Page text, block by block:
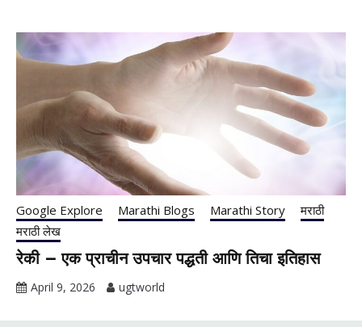
Google Explore Marathi Blogs Marathi Story
मराठी
मराठी लेख
रेकी – एक प्राचीन उपचार पद्धती आणि तिचा इतिहास
April 9, 2026 ugtworld